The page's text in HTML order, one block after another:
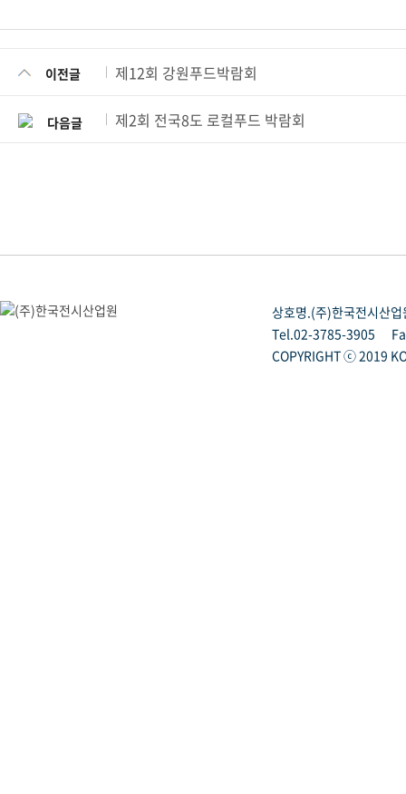
이전글 제12회 강원푸드박람회
제2회 전국8도 로컬푸드 박람회
다음글
상호명.(주)한국전시산업
Tel.02-3785-3905
COPYRIGHT ⓒ 2019